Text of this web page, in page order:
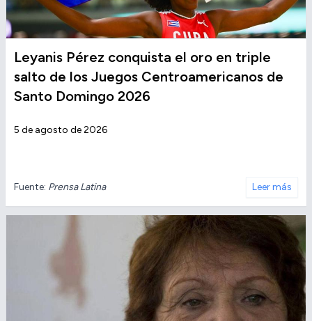
Leyanis Pérez conquista el oro en triple
salto de los Juegos Centroamericanos de
Santo Domingo 2026
5 de agosto de 2026
Fuente: Prensa Latina Leer más